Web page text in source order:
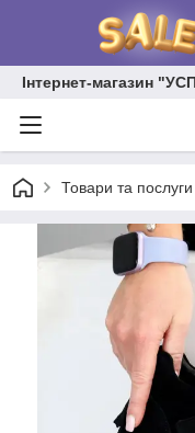
Інтернет-магазин
Товари та послуги